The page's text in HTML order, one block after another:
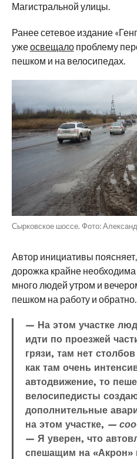
Магистральной улицы.
Ранее сетевое издание
ужеосвещалопроблему
пешком и на велосипедах.
Сырковское шоссе. Фото:
Автор инициативы
дорожка крайне необходима
много людей утром и
пешком на работу и обратно.
— На этом участке
идти по проезжей
грязи, там нет
как там очень
автодвижение, то
велосипедисты
дополнительные
на этом участке, —
— Я уверен, что
спешащим на «Акрон»